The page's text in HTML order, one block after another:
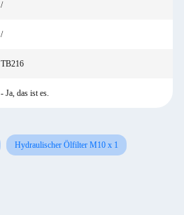
/
/
TB216
- Ja, das ist es.
Hydraulischer Ölfilter M10 x 1